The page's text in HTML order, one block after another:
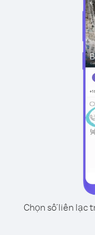
Chọn số liên lạc